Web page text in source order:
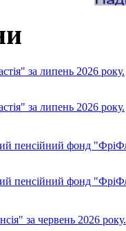
за липень 2026 року.
за липень 2026 року.
пенсійний фонд
пенсійний фонд
за червень 2026 року.